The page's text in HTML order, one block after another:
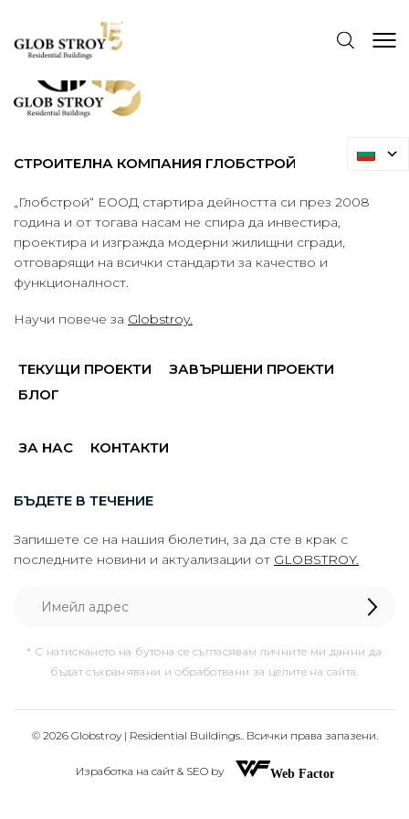
СТРОИТЕЛНА КОМПАНИЯ ГЛОБСТРОЙ
„Глобстрой“ ЕООД стартира дейността си през 2008
година и от тогава насам не спира да инвестира,
проектира и изгражда модерни жилищни сгради,
отговарящи на всички стандарти за качество и
функционалност.
Научи повече за Globstroy.
ТЕКУЩИ ПРОЕКТИ
ЗАВЪРШЕНИ ПРОЕКТИ
БЛОГ
ЗА НАС КОНТАКТИ
БЪДЕТЕ В ТЕЧЕНИЕ
Запишете се на нашия бюлетин, за да сте в крак с
последните новини и актуализации от GLOBSTROY.
* С натискането на бутона се съгласявам личните ми данни да
бъдат съхранявани и обработвани за целите на сайта.
© 2026 Globstroy | Residential Buildings.. Всички права запазени.
Изработка на сайт & SEO by